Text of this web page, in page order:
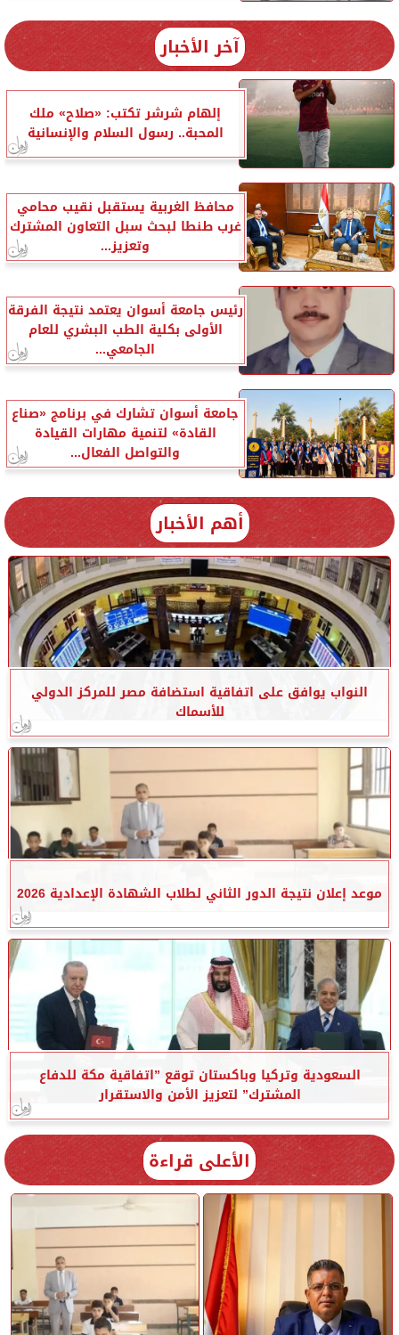
آخر الأخبار
إلهام شرشر تكتب: «صلاح» ملك
المحبة.. رسول السلام والإنسانية
محافظ الغربية يستقبل نقيب محامي
غرب طنطا لبحث سبل التعاون المشترك
وتعزيز...
رئيس جامعة أسوان يعتمد نتيجة الفرقة
الأولى بكلية الطب البشري للعام
الجامعي...
جامعة أسوان تشارك في برنامج «صناع
القادة» لتنمية مهارات القيادة
والتواصل الفعال...
أهم الأخبار
النواب يوافق على اتفاقية استضافة مصر للمركز الدولي
للأسماك
موعد إعلان نتيجة الدور الثاني لطلاب الشهادة الإعدادية 2026
السعودية وتركيا وباكستان توقع ”اتفاقية مكة للدفاع
المشترك” لتعزيز الأمن والاستقرار
الأعلى قراءة